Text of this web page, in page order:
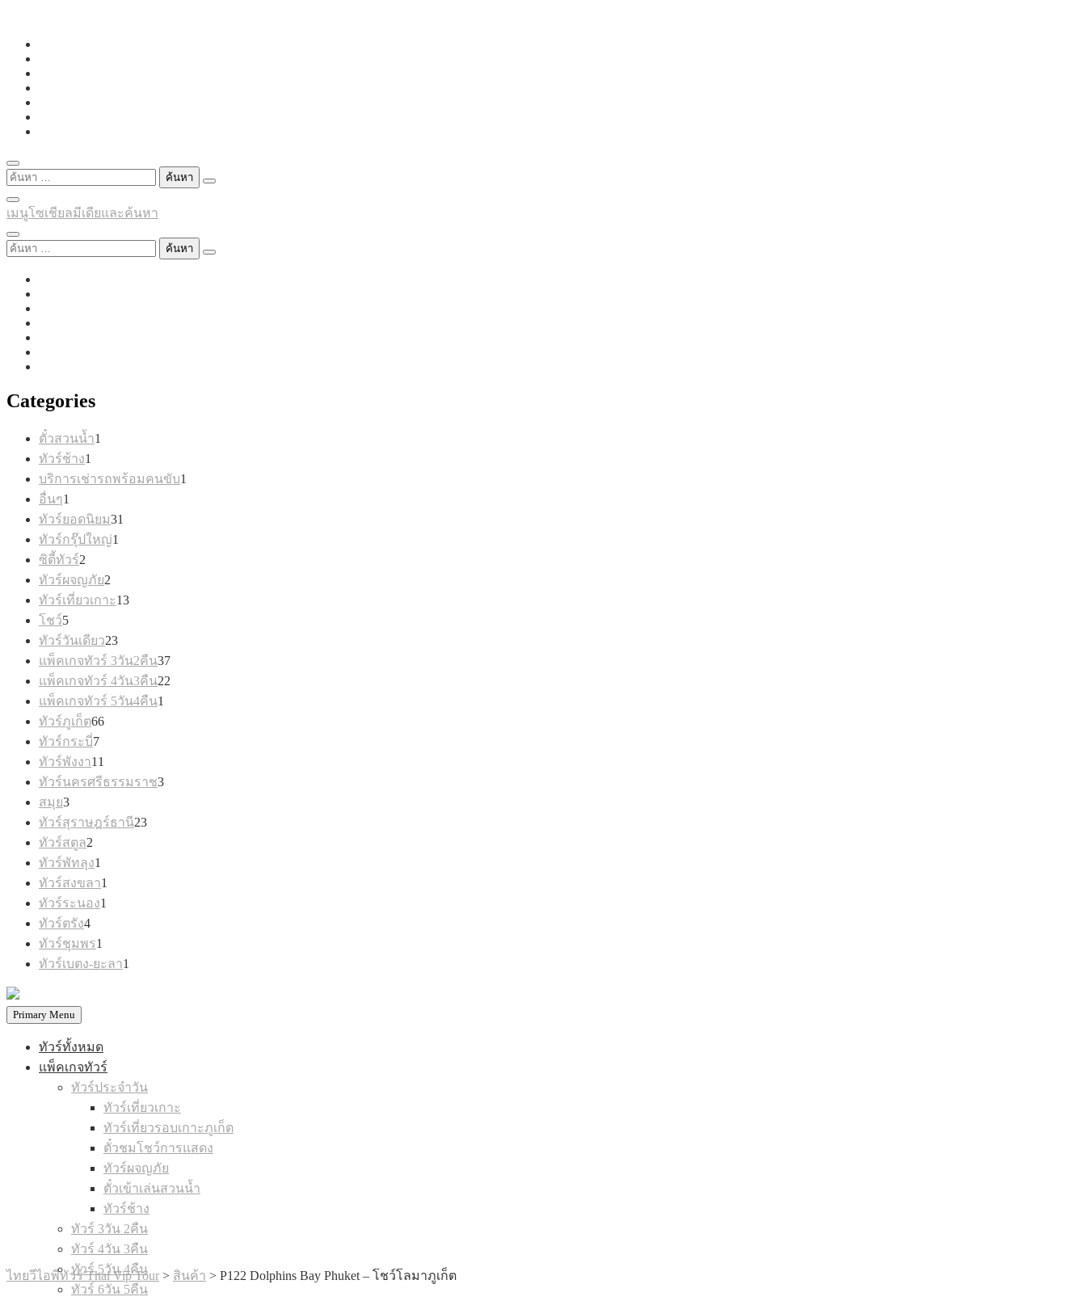
Skip
content
ค้นหา
สำหรับ:
เมนูโซเชียลมีเดียและค้นหา
ค้นหา
Categories
ตั๋วสวนน้ำ1
ทัวร์ช้าง1
สินค้า
บริการเช่ารถพร้อมคนขับ1
อื่นๆ1
สินค้า
ทัวร์ยอดนิยม31
ทัวร์กรุ๊ปใหญ่1
ซิตี้ทัวร์2
สินค้า
ทัวร์ผจญภัย2
สินค้า
ทัวร์เที่ยวเกาะ13
โชว์5
สินค้า
ทัวร์วันเดียว23
สินค้า
แพ็คเกจทัวร์ 3วัน2คืน3737
แพ็คเกจทัวร์ 4วัน3คืน22
แพ็คเกจทัวร์ 5วัน4คืน1
ทัวร์ภูเก็ต66
ทัวร์กระบี่77
สินค้า
ทัวร์พังงา11
ทัวร์นครศรีธรรมราช3
สมุย3
สินค้า
ทัวร์สุราษฎร์ธานี23
ทัวร์สตูล2
สินค้า
ทัวร์พัทลุง1
สินค้า
ทัวร์สงขลา1
ทัวร์ระนอง1
ทัวร์ตรัง4
สินค้า
ทัวร์ชุมพร1
สินค้า
ทัวร์เบตง-ยะลา1
Primary Menu
ทัวร์ทั้งหมด
แพ็คเกจทัวร์
ทัวร์ประจำวัน
ทัวร์เที่ยวเกาะ
ทัวร์เที่ยวรอบเกาะภูเก็ต
ตั๋วชมโชว์การแสดง
ทัวร์ผจญภัย
ตั๋วเข้าเล่นสวนน้ำ
ทัวร์ช้าง
ทัวร์ 3วัน 2คืน
ทัวร์ 4วัน 3คืน
ทัวร์ 5วัน 4คืน
ทัวร์ 6วัน 5คืน
ไทยวีไอพีทัวร์ Thai Vip Tour > สินค้า > P122 Dolphins Bay Phuket – โชว์โลมาภูเก็ต